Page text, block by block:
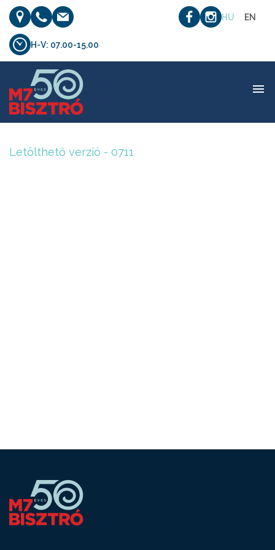
HU EN
H-V: 07.00-15.00
Letölthető verzió – 0711
Letölthető verzió - 0711